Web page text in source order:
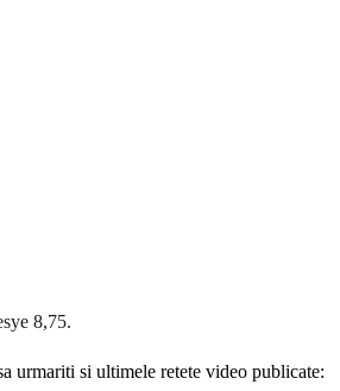
8,75.
urmariti si ultimele retete video publicate: